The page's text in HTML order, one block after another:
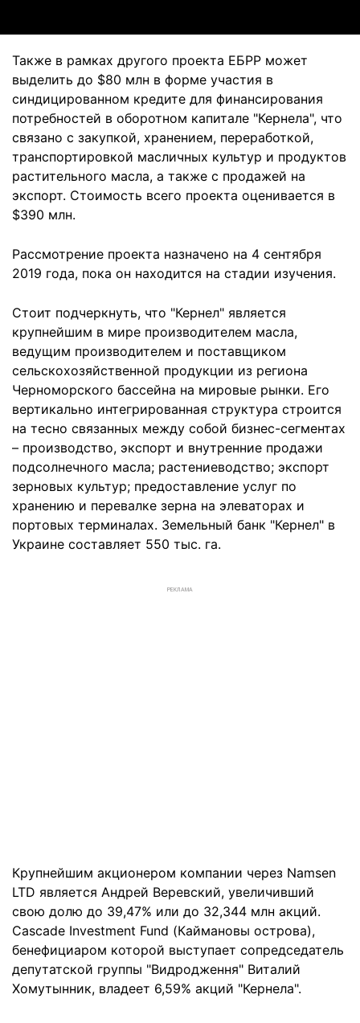
Также в рамках другого проекта ЕБРР может
выделить до $80 млн в форме участия в
синдицированном кредите для финансирования
потребностей в оборотном капитале "Кернела", что
связано с закупкой, хранением, переработкой,
транспортировкой масличных культур и продуктов
растительного масла, а также с продажей на
экспорт. Стоимость всего проекта оценивается в
$390 млн.
Рассмотрение проекта назначено на 4 сентября
2019 года, пока он находится на стадии изучения.
Стоит подчеркнуть, что "Кернел" является
крупнейшим в мире производителем масла,
ведущим производителем и поставщиком
сельскохозяйственной продукции из региона
Черноморского бассейна на мировые рынки. Его
вертикально интегрированная структура строится
на тесно связанных между собой бизнес-сегментах
– производство, экспорт и внутренние продажи
подсолнечного масла; растениеводство; экспорт
зерновых культур; предоставление услуг по
хранению и перевалке зерна на элеваторах и
портовых терминалах. Земельный банк "Кернел" в
Украине составляет 550 тыс. га.
РЕКЛАМА
Крупнейшим акционером компании через Namsen
LTD является Андрей Веревский, увеличивший
свою долю до 39,47% или до 32,344 млн акций.
Cascade Investment Fund (Каймановы острова),
бенефициаром которой выступает сопредседатель
депутатской группы "Видродження" Виталий
Хомутынник, владеет 6,59% акций "Кернела".